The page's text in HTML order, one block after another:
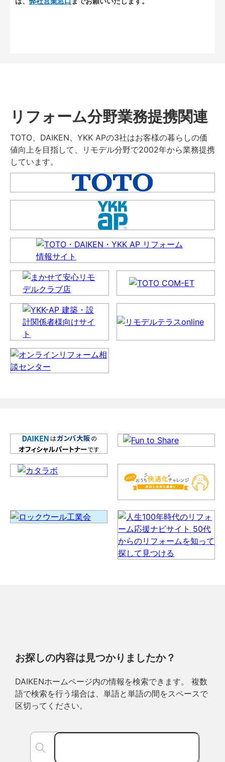
リフォーム分野業務提携関連
TOTO、DAIKEN、YKK APの3社はお客様の暮らしの価
値向上を目指して、リモデル分野で2002年から業務提携
しています。
お探しの内容は見つかりましたか？
DAIKENホームページ内の情報を検索できます。 複数
語で検索を行う場合は、単語と単語の間をスペースで
区切ってください。